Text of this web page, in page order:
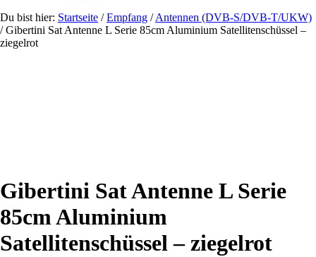
Du bist hier: Startseite / Empfang / Antennen (DVB-S/DVB-T/UKW)
/Gibertini Sat Antenne L Serie 85cm Aluminium Satellitenschüssel –
ziegelrot
Gibertini Sat Antenne L Serie
85cm Aluminium
Satellitenschüssel – ziegelrot